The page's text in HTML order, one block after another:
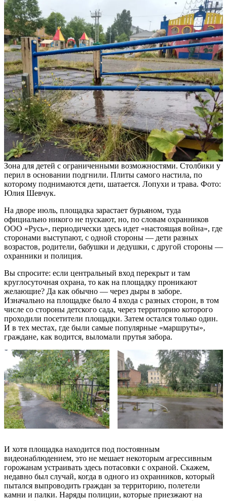
Зона для детей с ограниченными возможностями. Столбики у
перил в основании подгнили. Плиты самого настила, по
которому поднимаются дети, шатается. Лопухи и трава. Фото:
Юлия Шевчук.
На дворе июль, площадка зарастает бурьяном, туда
официально никого не пускают, но, по словам охранников
ООО «Русь», периодически здесь идет «настоящая война», где
сторонами выступают, с одной стороны — дети разных
возрастов, родители, бабушки и дедушки, с другой стороны —
охранники и полиция.
Вы спросите: если центральный вход перекрыт и там
круглосуточная охрана, то как на площадку проникают
желающие? Да как обычно — через дыры в заборе.
Изначально на площадке было 4 входа с разных сторон, в том
числе со стороны детского сада, через территорию которого
проходили посетители площадки. Затем остался только один.
И в тех местах, где были самые популярные «маршруты»,
граждане, как водится, выломали прутья забора.
И хотя площадка находится под постоянным
видеонаблюдением, это не мешает некоторым агрессивным
горожанам устраивать здесь потасовки с охраной. Скажем,
недавно был случай, когда в одного из охранников, который
пытался выпроводить граждан за территорию, полетели
камни и палки. Наряды полиции, которые приезжают на